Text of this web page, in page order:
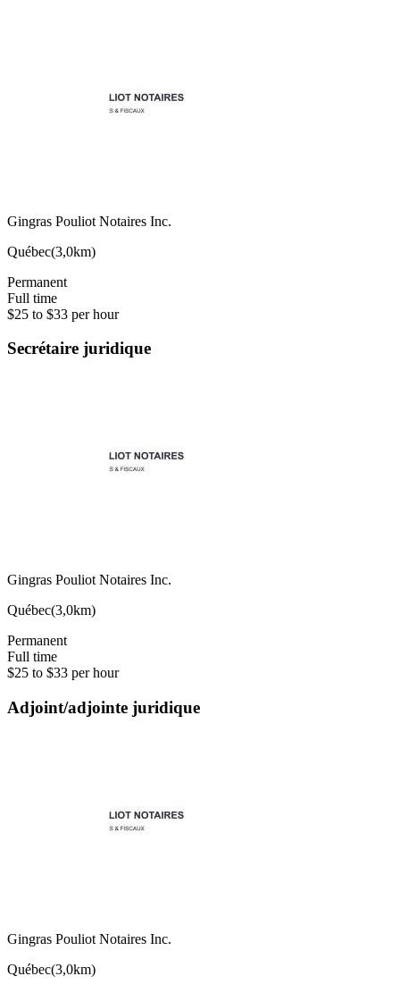
Gingras Pouliot Notaires Inc.
Québec(3,0km)
Permanent
Full time
$25 to $33 per hour
Secrétaire juridique
Gingras Pouliot Notaires Inc.
Québec(3,0km)
Permanent
Full time
$25 to $33 per hour
Adjoint/adjointe juridique
Gingras Pouliot Notaires Inc.
Québec(3,0km)